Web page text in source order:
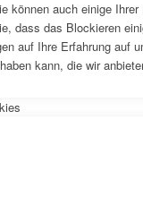
können auch einige
dass das Blockieren
auf Ihre Erfahrung auf
kann, die wir